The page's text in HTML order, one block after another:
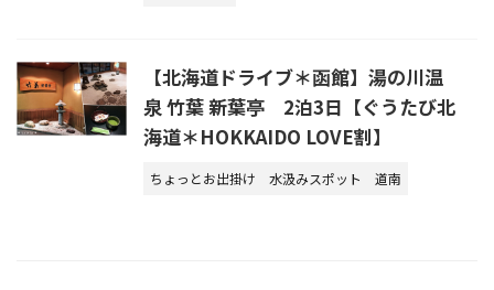
【北海道ドライブ＊函館】湯の川温
泉 竹葉 新葉亭 2泊3日【ぐうたび北
海道＊HOKKAIDO LOVE割】
ちょっとお出掛け 水汲みスポット 道南